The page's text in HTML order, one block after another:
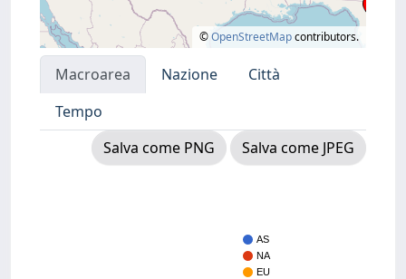
©OpenStreetMapcontributors.
Macroarea Nazione
Città
Tempo
Salva come PNG
Salva come JPEG
AS
NA
EU